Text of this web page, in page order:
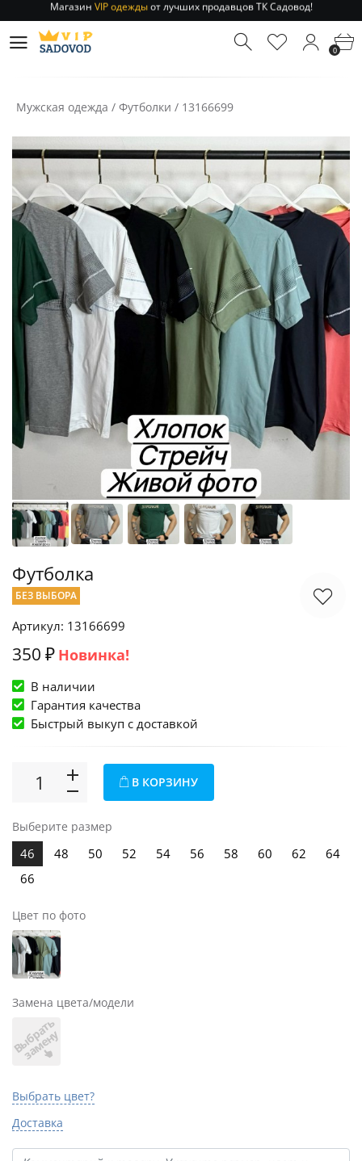
Отправление заказа 1-3 дняпо РФ и МСК!
Магазин
от лучших продавцов ТК Садовод!
Отправление заказа 1-3 дня 0
Мужская одежда / Футболки / 13166699
Футболка
БЕЗ ВЫБОРА
Артикул: 13166699
350 ₽ Новинка!
В наличии
Гарантия качества
Быстрый выкуп c доставкой
В КОРЗИНУ
Выберите размер
46 48 50 52 54 56 58 60 62
64
66
Цвет по фото
Замена цвета/модели
В
ы
б
р
а
т
ь
з
а
м
е
н
у
Выбрать цвет?
Доставка